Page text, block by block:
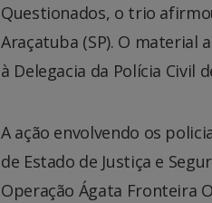
Questionados, o trio
Araçatuba (SP). O material
à Delegacia da Polícia Civil
A ação envolvendo os
de Estado de Justiça e
Operação Ágata Fronteira